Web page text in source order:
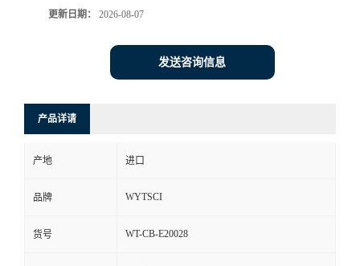
更新日期： 2026-08-07
发送咨询信息
产品详请
产地 进口
品牌 WYTSCI
货号 WT-CB-E20028